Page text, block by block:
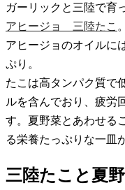
ガーリックと三陸で育
アヒージョ 三陸たこ 。
アヒージョのオイルに
ぷり。
たこは高タンパク質で
ルを含んでおり、疲労
す。夏野菜とあわせる
る栄養たっぷりな一皿
三陸たこと夏